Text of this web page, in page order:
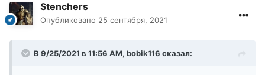
Stenchers
Опубликовано 25 сентября, 2021
В 9/25/2021 в 11:56 AM, bobik116 сказал: